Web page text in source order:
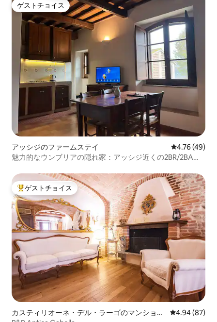
ゲストチョイス
ゲストチョイス
アッシジのファームステイ レビュー49
4.76 (49)
魅力的なウンブリアの隠れ家：アッシジ近くの2BR/2BAの
大好評のゲストチョイスです。
ゲストチョイス
カスティリオーネ・デル・ラーゴのマンショ
レビュー87
4.94 (87)